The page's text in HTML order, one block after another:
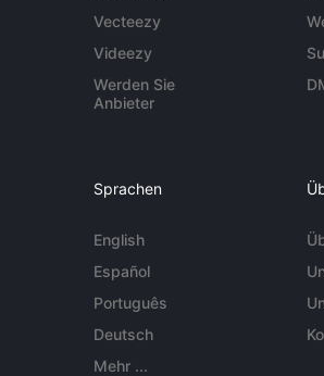
Vecteezy
Videezy
Werden Sie
Anbieter
Sprachen
English
Español
Português
Deutsch
Mehr ...